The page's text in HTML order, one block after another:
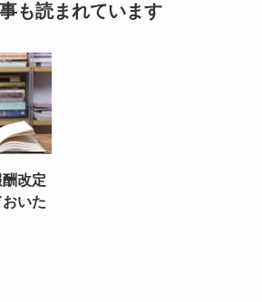
も読まれています
改定
いた